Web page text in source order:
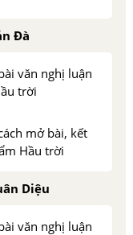
Đà
văn nghị luận
trời
mở bài, kết
Hầu trời
Diệu
văn nghị luận